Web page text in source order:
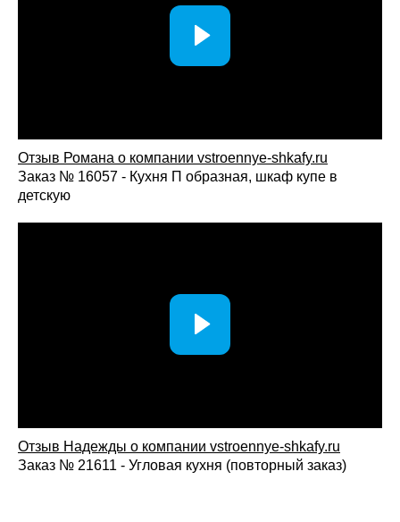
Отзыв Романа о компании vstroennye-shkafy.ru
Заказ № 16057 - Кухня П образная, шкаф купе в
детскую
Отзыв Надежды о компании vstroennye-shkafy.ru
Заказ № 21611 - Угловая кухня (повторный заказ)